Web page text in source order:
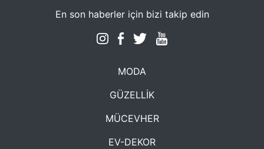
En son haberler için bizi takip edin
MODA
GÜZELLİK
MÜCEVHER
EV-DEKOR